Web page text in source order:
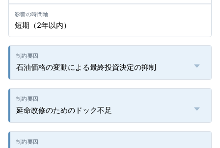
短期（2年以内）
石油価格の変動による最終投資決定の抑制
延命改修のためのドック不足